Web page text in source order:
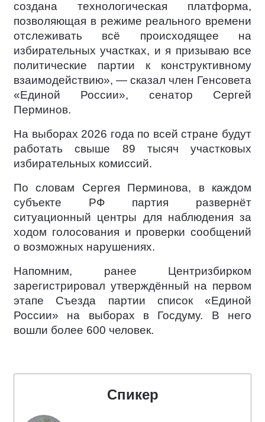
создана технологическая платформа,
позволяющая в режиме реального времени
отслеживать всё происходящее на
избирательных участках, и я призываю все
политические партии к конструктивному
взаимодействию», — сказал член Генсовета
«Единой России», сенатор Сергей
Перминов.
На выборах 2026 года по всей стране будут
работать свыше 89 тысяч участковых
избирательных комиссий.
По словам Сергея Перминова, в каждом
субъекте РФ партия развернёт
ситуационный центры для наблюдения за
ходом голосования и проверки сообщений
о возможных нарушениях.
Напомним, ранее Центризбирком
зарегистрировал утверждённый на первом
этапе Съезда партии список «Единой
России» на выборах в Госдуму. В него
вошли более 600 человек.
Спикер